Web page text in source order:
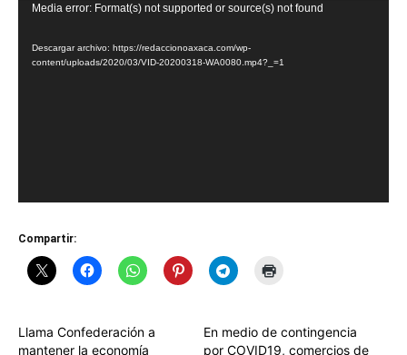
Reproductor
vídeo
Media error: Format(s) not supported or source(s) not found
Descargar archivo: https://redaccionoaxaca.com/wp-
content/uploads/2020/03/VID-20200318-WA0080.mp4?_=1
Compartir:
Llama Confederación a
mantener la economía
En medio de contingencia
por COVID19, comercios de